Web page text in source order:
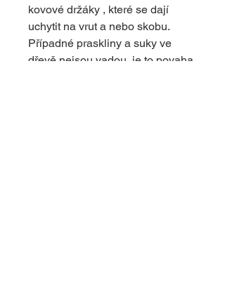
kovové držáky , které se dají
uchytit na vrut a nebo skobu.
Případné praskliny a suky ve
dřevě nejsou vadou, je to povaha